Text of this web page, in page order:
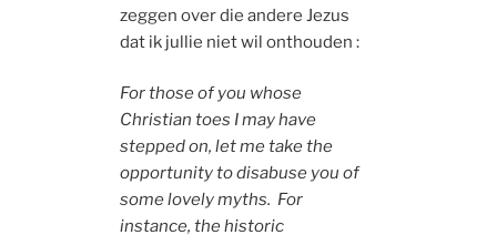
zeggen over die andere Jezus
dat ik jullie niet wil onthouden :
For those of you whose
Christian toes I may have
stepped on, let me take the
opportunity to disabuse you of
some lovely myths. For
instance, the historic